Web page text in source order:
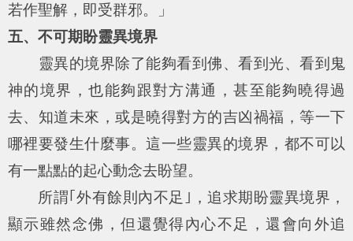
若作聖解，即受群邪。」
五、不可期盼靈異境界
靈異的境界除了能夠看到佛、看到光、看到鬼
神的境界，也能夠跟對方溝通，甚至能夠曉得過
去、知道未來，或是曉得對方的吉凶禍福，等一下
哪裡要發生什麼事。這一些靈異的境界，都不可以
有一點點的起心動念去盼望。
所謂｢外有餘則內不足｣，追求期盼靈異境界，
顯示雖然念佛，但還覺得內心不足，還會向外追